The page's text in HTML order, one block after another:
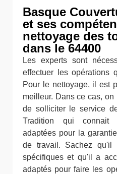
Basque
et ses
nettoyage des
dans le 64400
Les experts sont
effectuer les opérations
Pour le nettoyage, il est
meilleur. Dans ce cas,
de solliciter le service
Tradition qui connait
adaptées pour la
de travail. Sachez qu'il
spécifiques et qu'il a
adaptés pour faire les